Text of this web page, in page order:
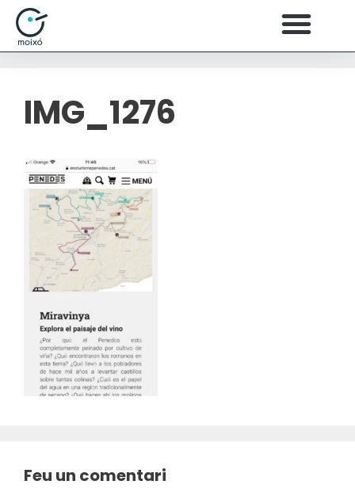
IMG_1276
Feu un comentari